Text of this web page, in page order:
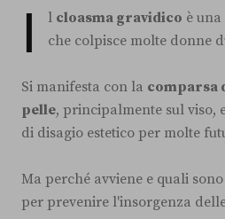
I l cloasma gravidico è
che colpisce molte donne
Si manifesta con la comparsa
pelle, principalmente sul viso,
di disagio estetico per molte
Ma perché avviene e quali
per prevenire l'insorgenza